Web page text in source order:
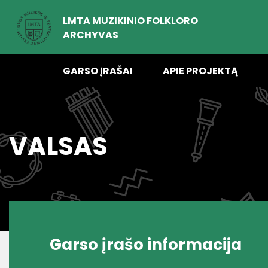
LMTA MUZIKINIO FOLKLORO
ARCHYVAS
GARSO ĮRAŠAI APIE PROJEKTĄ
VALSAS
Garso įrašo informacija